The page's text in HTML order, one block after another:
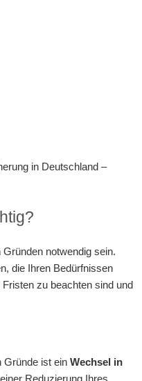
in Deutschland –
notwendig sein.
die Ihren Bedürfnissen
zu beachten sind und
Gründe ist ein Wechsel in
Reduzierung Ihres